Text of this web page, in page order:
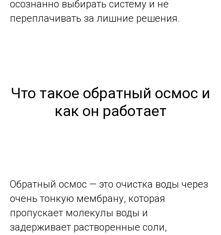
осознанно выбирать систему и не
переплачивать за лишние решения.
Что такое обратный осмос и
как он работает
Обратный осмос — это очистка воды через
очень тонкую мембрану, которая
пропускает молекулы воды и
задерживает растворенные соли,